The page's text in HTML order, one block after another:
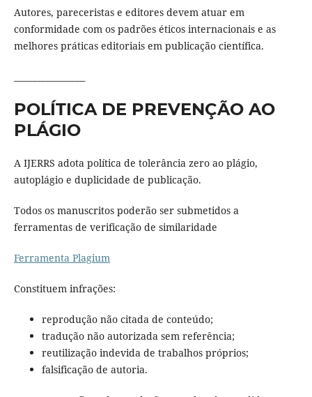
Autores, pareceristas e editores devem atuar em
conformidade com os padrões éticos internacionais e as
melhores práticas editoriais em publicação científica.
POLÍTICA DE PREVENÇÃO AO
PLÁGIO
A IJERRS adota política de tolerância zero ao plágio,
autoplágio e duplicidade de publicação.
Todos os manuscritos poderão ser submetidos a
ferramentas de verificação de similaridade
Ferramenta Plagium
Constituem infrações:
reprodução não citada de conteúdo;
tradução não autorizada sem referência;
reutilização indevida de trabalhos próprios;
falsificação de autoria.